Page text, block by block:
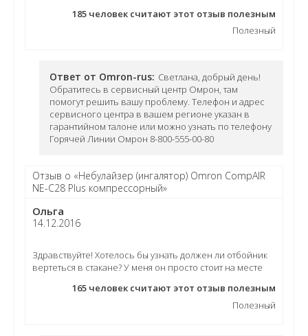
185 человек считают этот отзыв полезным
Полезный
Ответ от Omron-rus: Светлана, добрый день!
Обратитесь в сервисный центр Омрон, там
помогут решить вашу проблему. Телефон и адрес
сервисного центра в вашем регионе указан в
гарантийном талоне или можно узнать по телефону
Горячей Линии Омрон 8-800-555-00-80
Отзыв о «Небулайзер (ингалятор) Omron CompAIR
NE-C28 Plus компрессорный»
Ольга
14.12.2016
Здравствуйте! Хотелось бы узнать должен ли отбойник
вертеться в стакане? У меня он просто стоит на месте
165 человек считают этот отзыв полезным
Полезный